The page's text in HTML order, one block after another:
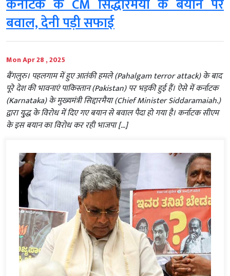
कर्नाटक के CM सिद्धारमैया के बयान पर
बवाल, देनी पड़ी सफाई
Mon Apr 28 , 2025
बैंगलुरु। पहलगाम में हुए आतंकी हमले (Pahalgam terror attack) के बाद
पूरे देश की भावनाएं पाकिस्तान (Pakistan) पर भड़की हुई हैं। ऐसे में कर्नाटक
(Karnataka) के मुख्यमंत्री सिद्दारमैया (Chief Minister Siddaramaiah.)
द्वारा यु्द्ध के विरोध में दिए गए बयान से बवाल पैदा हो गया है। कर्नाटक सीएम
के इस बयान का विरोध कर रही भाजपा […]